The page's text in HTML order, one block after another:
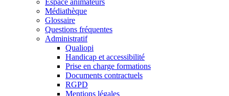
Médiathèque
Glossaire
Questions fréquentes
Administratif
Qualiopi
Handicap et accessibilité
Prise en charge formations
Documents contractuels
RGPD
Mentions légales